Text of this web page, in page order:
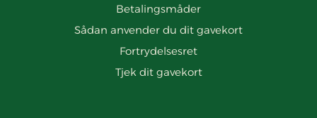
Betalingsmåder
Sådan anvender du dit gavekort
Fortrydelsesret
Tjek dit gavekort